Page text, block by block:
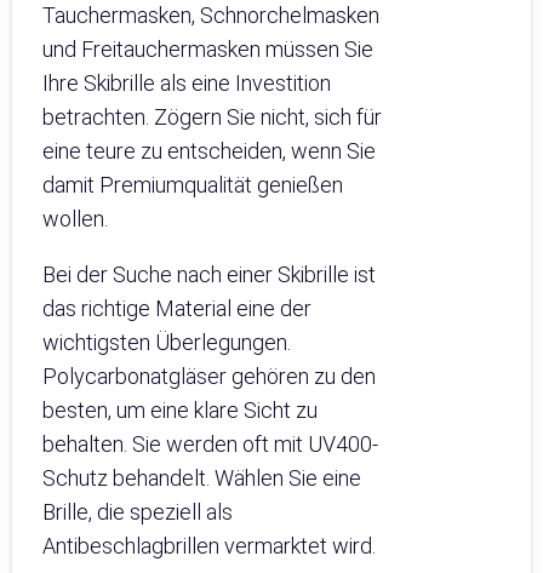
Tauchermasken, Schnorchelmasken
und Freitauchermasken müssen Sie
Ihre Skibrille als eine Investition
betrachten. Zögern Sie nicht, sich für
eine teure zu entscheiden, wenn Sie
damit Premiumqualität genießen
wollen.
Bei der Suche nach einer Skibrille ist
das richtige Material eine der
wichtigsten Überlegungen.
Polycarbonatgläser gehören zu den
besten, um eine klare Sicht zu
behalten. Sie werden oft mit UV400-
Schutz behandelt. Wählen Sie eine
Brille, die speziell als
Antibeschlagbrillen vermarktet wird.